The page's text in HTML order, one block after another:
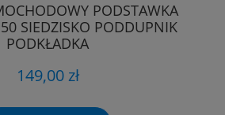
PODSTAWKA
SIEDZISKO PODDUPNIK
PODKŁADKA
149,00 zł